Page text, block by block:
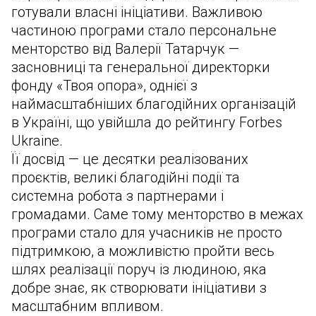
готували власні ініціативи. Важливою
частиною програми стало персональне
менторство від Валерії Татарчук —
засновниці та генеральної директорки
фонду «Твоя опора», однієї з
наймасштабніших благодійних організацій
в Україні, що увійшла до рейтингу Forbes
Ukraine.
Її досвід — це десятки реалізованих
проєктів, великі благодійні події та
системна робота з партнерами і
громадами. Саме тому менторство в межах
програми стало для учасників не просто
підтримкою, а можливістю пройти весь
шлях реалізації поруч із людиною, яка
добре знає, як створювати ініціативи з
масштабним впливом.